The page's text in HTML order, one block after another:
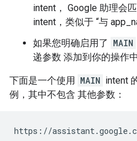
intent， Google 助理会
intent，类似于 “与
如果您明确启用了 MAIN
递参数 添加到你的操作中
下面是一个使用 MAIN intent
例，其中不包含 其他参数：